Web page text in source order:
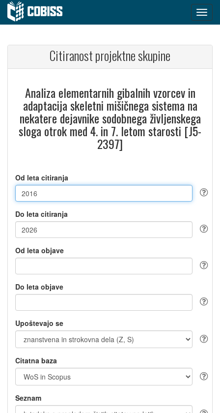
Citiranost projektne skupine
Analiza elementarnih gibalnih vzorcev in
adaptacija skeletni mišičnega sistema na
nekatere dejavnike sodobnega življenskega
sloga otrok med 4. in 7. letom starosti [J5-
2397]
Od leta citiranja
Do leta citiranja
Od leta objave
Do leta objave
Upoštevajo se
Citatna baza
Seznam